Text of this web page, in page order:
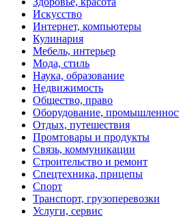
Искусство
Интернет, компьютеры
Кулинария
Мебель, интерьер
Мода, стиль
Наука, образование
Недвижимость
Общество, право
Оборудование,
Отдых, путешествия
Промтовары и продукты
Связь, коммуникации
Строительство и ремонт
Спецтехника, прицепы
Спорт
Транспорт, грузоперевозки
Услуги, сервис